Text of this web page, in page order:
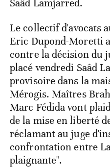
Saâd Lamjarred.
Le collectif d'avocats
Eric Dupond-Moretti
contre la décision du
placé vendredi Saâd
provisoire dans la
Mérogis. Maîtres
Marc Fédida vont
de la mise en liberté
réclamant au juge
confrontation entre
plaignante".